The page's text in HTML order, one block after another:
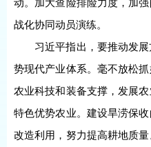
动。加大查险排险力度，加
战化协同动员演练。
习近平指出，要推动发
势现代产业体系。毫不放松
农业科技和装备支撑，发展
特色优势农业。建设旱涝保
改造利用，努力提高耕地质